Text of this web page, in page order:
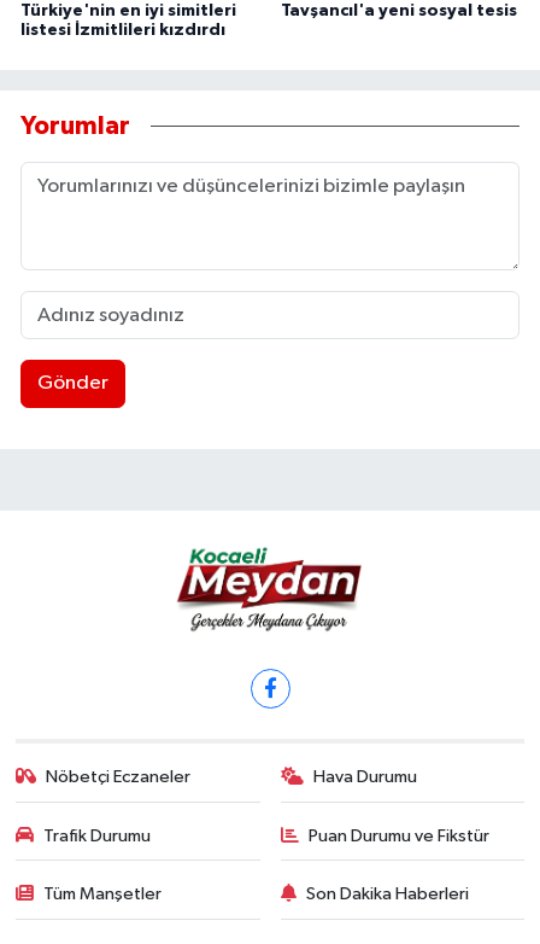
Türkiye'nin en iyi simitleri
listesi İzmitlileri kızdırdı
Tavşancıl'a yeni sosyal tesis
Yorumlar
Gönder
Nöbetçi Eczaneler Hava Durumu
Trafik Durumu Puan Durumu ve Fikstür
Tüm Manşetler Son Dakika Haberleri